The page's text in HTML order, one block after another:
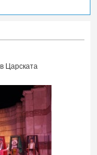
Царската